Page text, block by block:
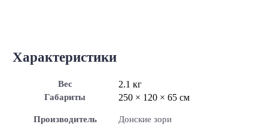
Характеристики
Вес 2.1 кг
Габариты 250 × 120 × 65 см
Производитель Донские зори